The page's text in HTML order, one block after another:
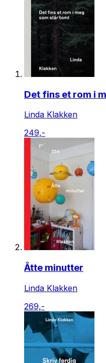
Det fins et rom i
Linda Klakken
249,-
Åtte minutter
Linda Klakken
269,-